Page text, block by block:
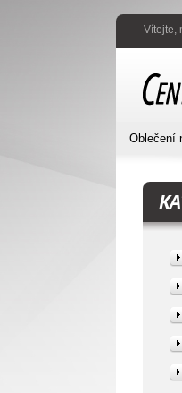
Vítejte,
Oblečení